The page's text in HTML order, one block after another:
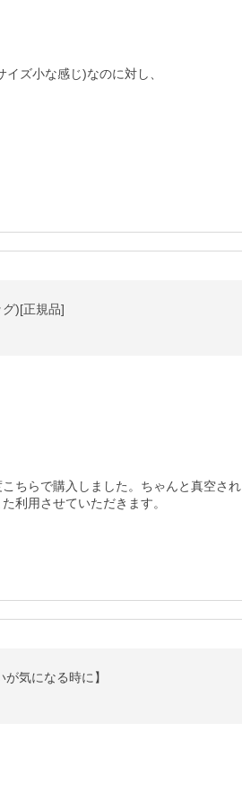
ズ小な感じ)なのに対し、
)[正規品]
ちらで購入しました。ちゃんと真空され
利用させていただきます。
気になる時に】